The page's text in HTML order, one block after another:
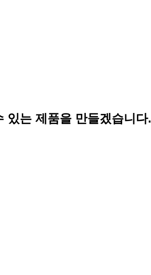
있는 제품을 만들겠습니다.